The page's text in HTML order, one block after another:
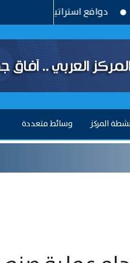
وتحديات بنيوية ..
المركز وسائط متعددة